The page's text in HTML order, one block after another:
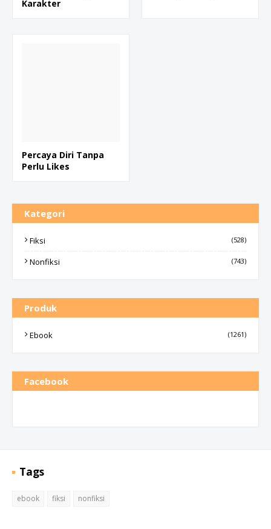
Karakter
Percaya Diri Tanpa
Perlu Likes
Kategori
Fiksi (528)
Nonfiksi (743)
Produk
Ebook (1261)
Facebook
Tags
ebook fiksi nonfiksi